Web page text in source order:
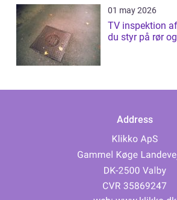
01 may 2026
TV inspektion
du styr på rør
Address